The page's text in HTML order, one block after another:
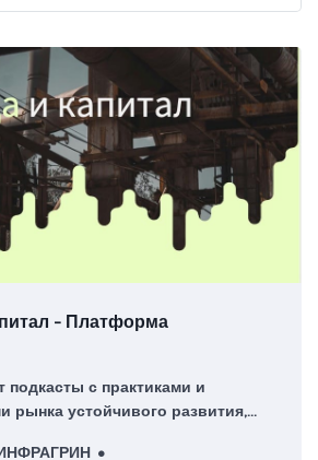
- Платформа
подкасты с практиками и
рынка устойчивого развития,